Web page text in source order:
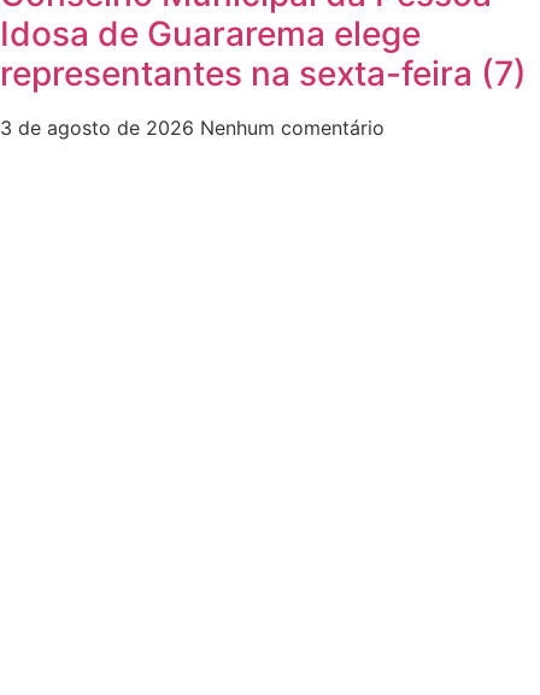
Idosa de Guararema elege
representantes na sexta-feira (7)
3 de agosto de 2026 Nenhum comentário